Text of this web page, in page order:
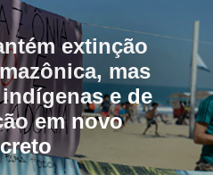
extinção
mas
e de
em novo